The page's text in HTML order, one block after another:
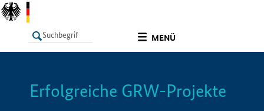
MENÜ
LISTE Info
Erfolgreiche GRW-Projekte